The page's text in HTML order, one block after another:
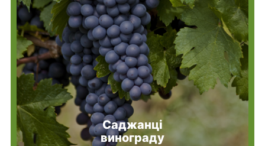
Саджанці
винограду